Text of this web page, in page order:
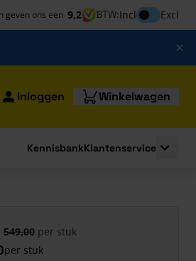
geven ons een 9,2 BTW:InclInclusief btw
Excl
Inloggen Winkelwagen
KennisbankKlantenservice
549,00 per stuk
per stuk